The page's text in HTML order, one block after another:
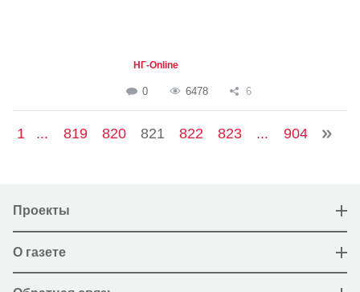
НГ-Online
0 6478 6
1 ... 819 820 821 822 823 ... 904
Проекты
О газете